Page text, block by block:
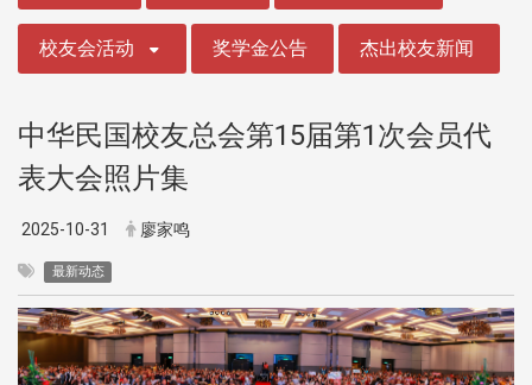
校友会活动 奖学金公告 杰出校友新闻
中华民国校友总会第15届第1次会员代
表大会照片集
2025-10-31 廖家鸣
最新动态